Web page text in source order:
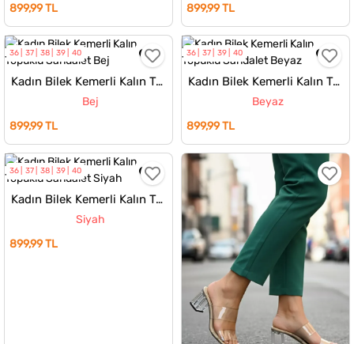
899,99 TL
899,99 TL
36 37 38 39 40
Kadın Bilek Kemerli Kalın Topuklu Sandalet
Bej
899,99 TL
36 37 39 40
Kadın Bilek Kemerli Kalın Topuklu Sandalet
Beyaz
899,99 TL
36 37 38 39 40
Kadın Bilek Kemerli Kalın Topuklu Sandalet
Siyah
899,99 TL